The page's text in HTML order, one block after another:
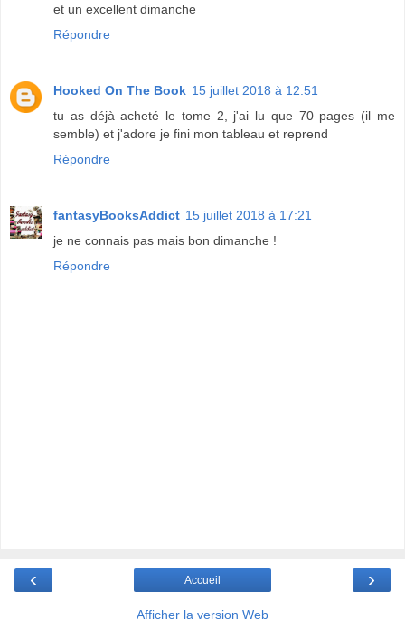
et un excellent dimanche
Répondre
Hooked On The Book 15 juillet 2018 à 12:51
tu as déjà acheté le tome 2, j'ai lu que 70 pages (il me
semble) et j'adore je fini mon tableau et reprend
Répondre
fantasyBooksAddict 15 juillet 2018 à 17:21
je ne connais pas mais bon dimanche !
Répondre
‹ ›
Accueil
Afficher la version Web